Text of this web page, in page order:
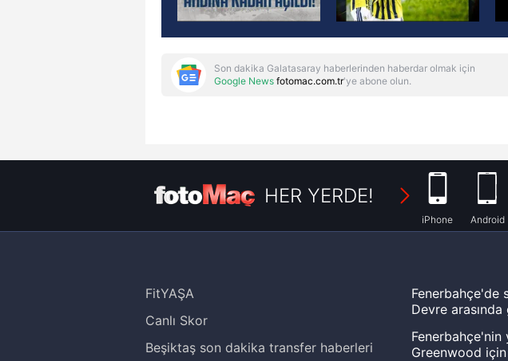
Son dakika Galatasaray haberlerinden haberdar olmak için
Google News fotomac.com.tr'ye abone olun.
HER YERDE!
iPhone Android
FitYAŞA
Canlı Skor
Beşiktaş son dakika transfer haberleri
Fenerbahçe'de
Devre
Greenwood